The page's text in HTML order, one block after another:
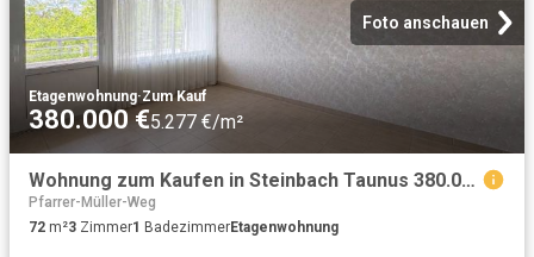
Foto anschauen
Etagenwohnung·Zum Kauf
380.000 €5.277 €/m²
Wohnung zum Kaufen in Steinbach Taunus 380.000,00 EUR 72 m²
Pfarrer-Müller-Weg
72 m²3 Zimmer1 BadezimmerEtagenwohnung